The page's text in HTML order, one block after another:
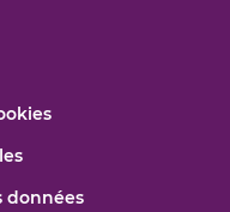
(ouvre
fenêtre)
(ouvre
une
données(ouvre